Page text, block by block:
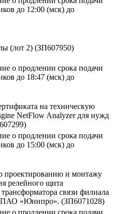
до 12:00 (мск) до
(лот 2) (ЗП607950)
о продлении срока подачи
до 18:47 (мск) до
на техническую
NetFlow Analyzer для нужд
о продлении срока подачи
до 15:00 (мск) до
проектированию и монтажу
релейного щита
связи филиала
«Юнипро». (ЗП6071028)
о продлении срока подачи